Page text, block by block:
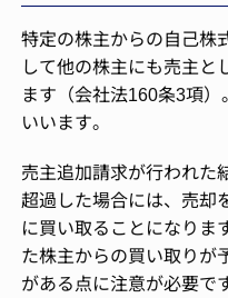
特定の株主からの自己株
して他の株主にも売主と
ます（会社法160条3項
いいます。
売主追加請求が行われた
超過した場合には、売却
に買い取ることになりま
た株主からの買い取りが
がある点に注意が必要で